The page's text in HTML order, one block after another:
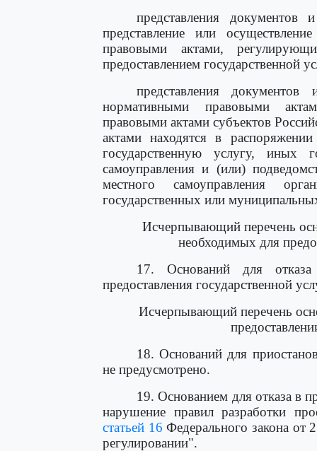
представления документов
представление или
правовыми актами,
предоставлением государственной
представления
нормативными правовыми
правовыми актами субъектов
актами находятся в
государственную услугу, иных
самоуправления и (или)
местного самоуправления
государственных или
Исчерпывающий перечень
необходимых для
17. Оснований для
предоставления государственной
Исчерпывающий перечень
18. Оснований для
не предусмотрено.
19. Основанием для отказа в
нарушение правил разработки
статьей 16 Федерального закона
регулировании".